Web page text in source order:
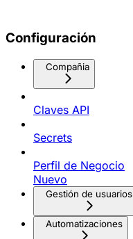
Configuración
Compañia
Claves API
Secrets
Perfil de Negocio
Nuevo
Gestión de usuarios
Automatizaciones